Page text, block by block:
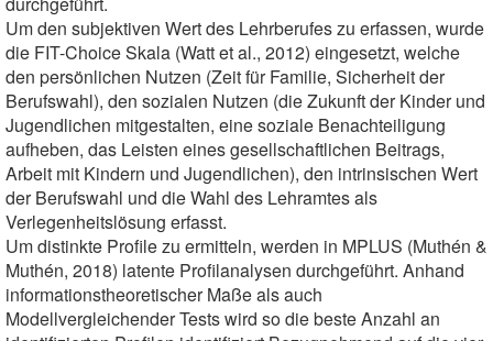
Um den subjektiven Wert des Lehrberufes zu erfassen, wurde
die FIT-Choice Skala (Watt et al., 2012) eingesetzt, welche
den persönlichen Nutzen (Zeit für Familie, Sicherheit der
Berufswahl), den sozialen Nutzen (die Zukunft der Kinder und
Jugendlichen mitgestalten, eine soziale Benachteiligung
aufheben, das Leisten eines gesellschaftlichen Beitrags,
Arbeit mit Kindern und Jugendlichen), den intrinsischen Wert
der Berufswahl und die Wahl des Lehramtes als
Verlegenheitslösung erfasst.
Um distinkte Profile zu ermitteln, werden in MPLUS (Muthén &
Muthén, 2018) latente Profilanalysen durchgeführt. Anhand
informationstheoretischer Maße als auch
Modellvergleichender Tests wird so die beste Anzahl an